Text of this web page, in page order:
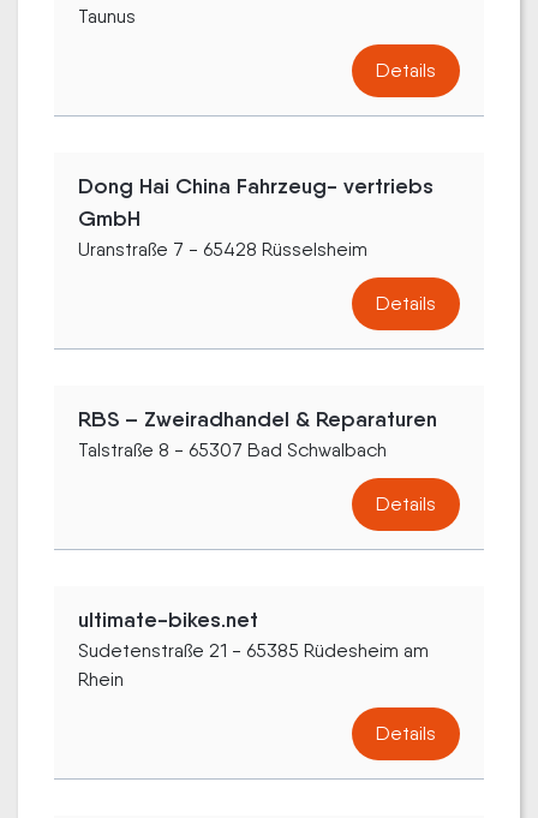
Taunus
Details
Dong Hai China Fahrzeug- vertriebs
GmbH
Uranstraße 7 - 65428 Rüsselsheim
Details
RBS – Zweiradhandel & Reparaturen
Talstraße 8 - 65307 Bad Schwalbach
Details
ultimate-bikes.net
Sudetenstraße 21 - 65385 Rüdesheim am
Rhein
Details